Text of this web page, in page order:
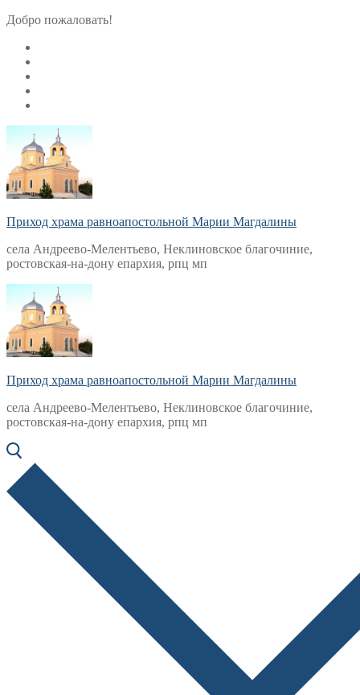
Перейти
содержимому
Меню
Закрыть
Добро пожаловать!
Приход храма равноапостольной Марии Магдалины
села Андреево-Мелентьево, Неклиновское благочиние,
ростовская-на-дону епархия, рпц мп
Приход храма равноапостольной Марии Магдалины
села Андреево-Мелентьево, Неклиновское благочиние,
ростовская-на-дону епархия, рпц мп